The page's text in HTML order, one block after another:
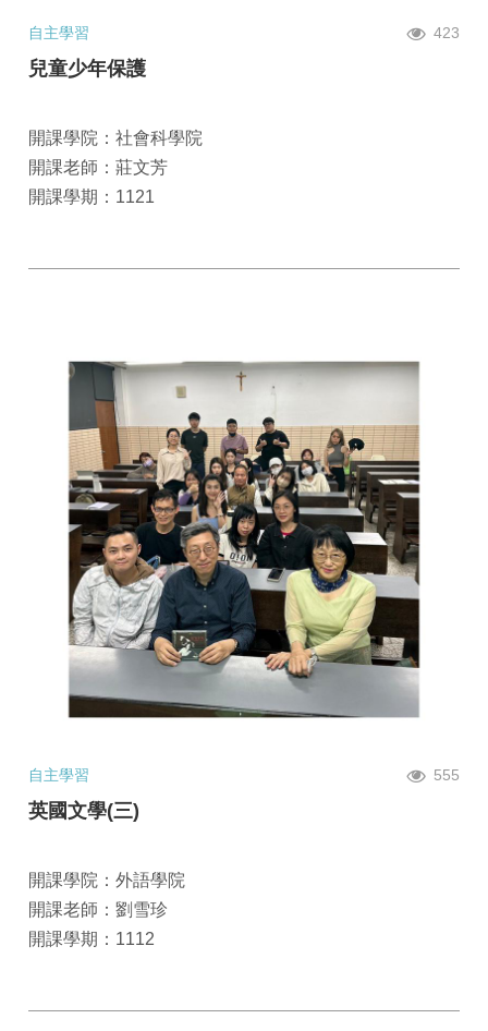
自主學習 423
兒童少年保護
開課學院：社會科學院
開課老師：莊文芳
開課學期：1121
自主學習 555
英國文學(三)
開課學院：外語學院
開課老師：劉雪珍
開課學期：1112